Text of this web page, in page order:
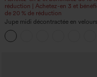
réduction | Achetez-en 3 et
de 20 % de réduction
Jupe midi décontractée en velours
côtelé, taille mi-haute, poches
latérales à rabat